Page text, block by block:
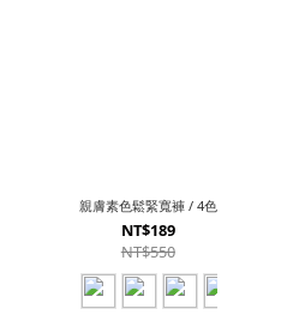
親膚素色鬆緊寬褲 / 4色
NT$189
NT$550